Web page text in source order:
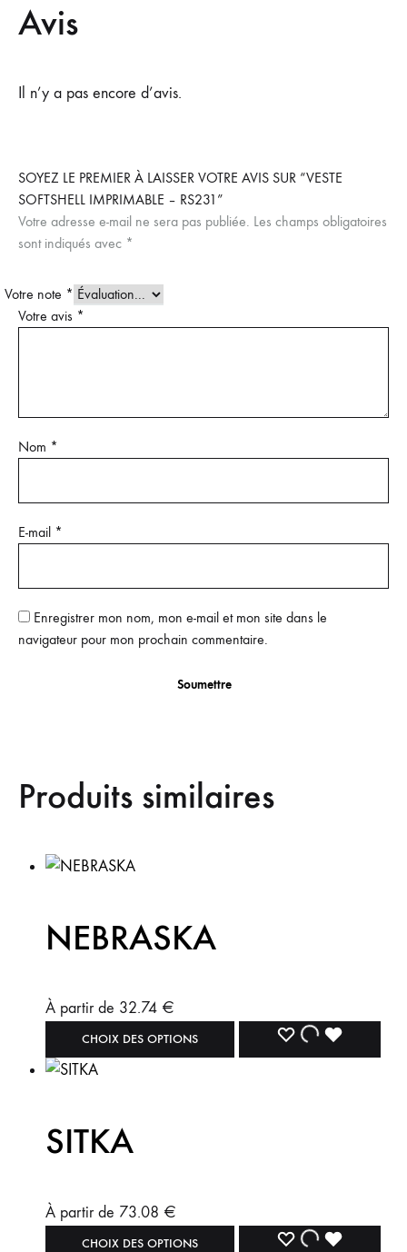
Avis
Il n’y a pas encore d’avis.
SOYEZ LE PREMIER À LAISSER VOTRE AVIS SUR “VESTE
SOFTSHELL IMPRIMABLE – RS231”
Votre adresse e-mail ne sera pas publiée. Les champs obligatoires
sont indiqués avec *
Votre note *
Votre avis *
Nom *
E-mail *
Enregistrer mon nom, mon e-mail et mon site dans le
navigateur pour mon prochain commentaire.
Produits similaires
NEBRASKA
À partir de 32.74 €
CHOIX DES OPTIONS
SITKA
À partir de 73.08 €
CHOIX DES OPTIONS